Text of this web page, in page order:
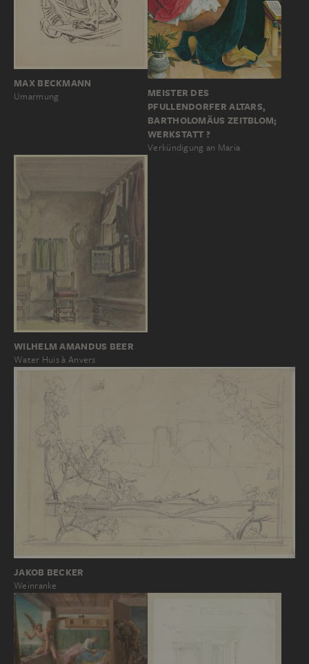
MAX BECKMANN
Umarmung
MEISTER DES
PFULLENDORFER ALTARS,
BARTHOLOMÄUS ZEITBLOM;
WERKSTATT ?
Verkündigung an Maria
WILHELM AMANDUS BEER
Water Huis à Anvers
JAKOB BECKER
Weinranke